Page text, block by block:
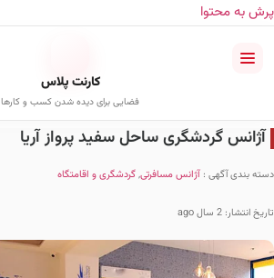
پرش به محتوا
کارنت پلاس
فضایی برای دیده شدن کسب و کارها
آژانس گردشگری ساحل سفید پرواز آریا
دسته بندی آگهی : آژانس مسافرتی,گردشگری و اقامتگاه
تاریخ انتشار: 2 سال ago